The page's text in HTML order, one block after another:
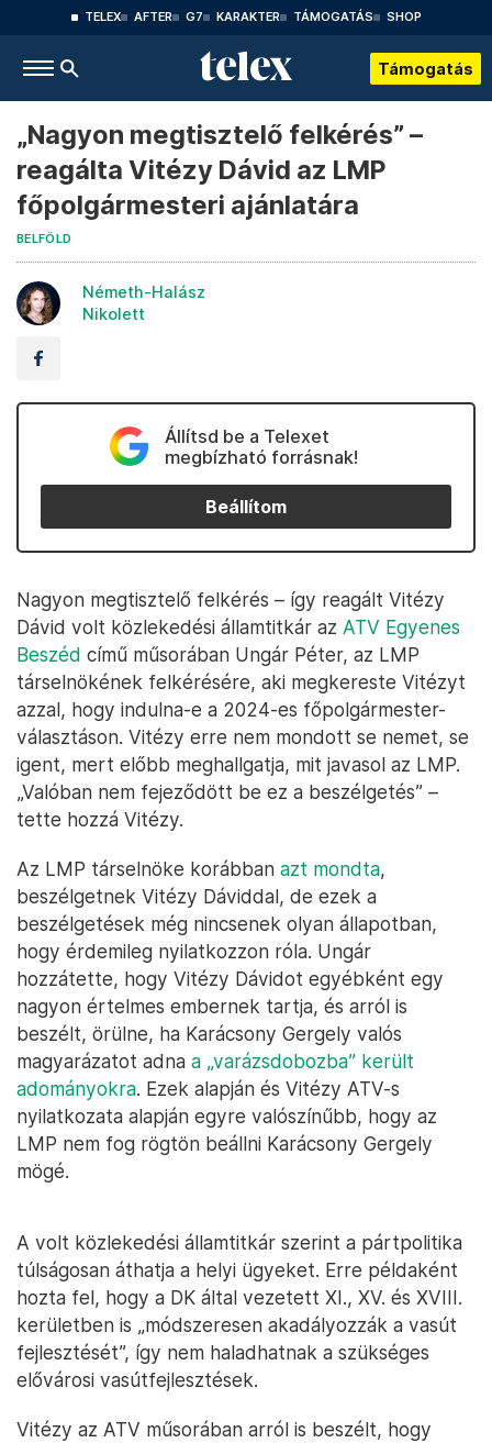
TELEX AFTER G7 KARAKTER TÁMOGATÁS SHOP
Támogatás
„Nagyon megtisztelő felkérés” –
reagálta Vitézy Dávid az LMP
főpolgármesteri ajánlatára
BELFÖLD
Németh-Halász
Nikolett
Állítsd be a Telexet
megbízható forrásnak!
Beállítom
Nagyon megtisztelő felkérés – így reagált Vitézy
Dávid volt közlekedési államtitkár az ATV Egyenes
Beszéd című műsorában Ungár Péter, az LMP
társelnökének felkérésére, aki megkereste Vitézyt
azzal, hogy indulna-e a 2024-es főpolgármester-
választáson. Vitézy erre nem mondott se nemet, se
igent, mert előbb meghallgatja, mit javasol az LMP.
„Valóban nem fejeződött be ez a beszélgetés” –
tette hozzá Vitézy.
Az LMP társelnöke korábban azt mondta,
beszélgetnek Vitézy Dáviddal, de ezek a
beszélgetések még nincsenek olyan állapotban,
hogy érdemileg nyilatkozzon róla. Ungár
hozzátette, hogy Vitézy Dávidot egyébként egy
nagyon értelmes embernek tartja, és arról is
beszélt, örülne, ha Karácsony Gergely valós
magyarázatot adna a „varázsdobozba” került
adományokra. Ezek alapján és Vitézy ATV-s
nyilatkozata alapján egyre valószínűbb, hogy az
LMP nem fog rögtön beállni Karácsony Gergely
mögé.
A volt közlekedési államtitkár szerint a pártpolitika
túlságosan áthatja a helyi ügyeket. Erre példaként
hozta fel, hogy a DK által vezetett XI., XV. és XVIII.
kerületben is „módszeresen akadályozzák a vasút
fejlesztését”, így nem haladhatnak a szükséges
elővárosi vasútfejlesztések.
Vitézy az ATV műsorában arról is beszélt, hogy